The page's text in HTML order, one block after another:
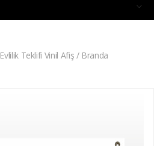
Evlilik Teklifi Vinil Afiş / Branda